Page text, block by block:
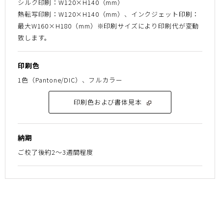
シルク印刷：W120×H140（mm）
熱転写印刷：W120×H140（mm）、インクジェット印刷：
最大W160×H180（mm）※印刷サイズにより印刷代が変動
致します。
印刷色
1色（Pantone/DIC）、フルカラー
印刷色および書体見本
納期
ご校了後約2～3週間程度